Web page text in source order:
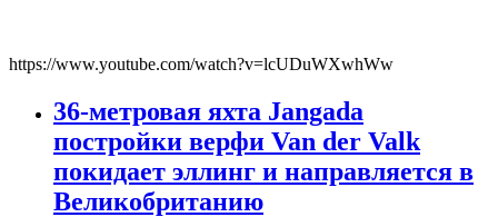
https://www.youtube.com/watch?v=lcUDuWXwhWw
36-метровая яхта Jangada
постройки верфи Van der Valk
покидает эллинг и направляется в
Великобританию